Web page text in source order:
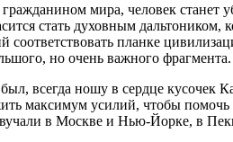
мира, человек станет
стать духовным
планке
но очень важного фрагмента.
всегда ношу в сердце
максимум усилий, чтобы
в Москве и Нью-Йорке, в